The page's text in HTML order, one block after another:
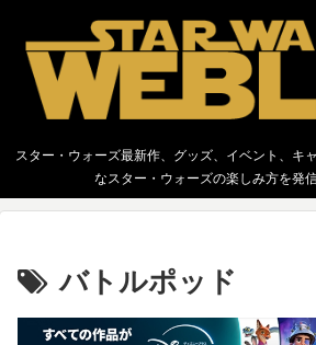
スター・ウォーズ最新作、グッズ、イベント、キ
なスター・ウォーズの楽しみ方を発
バトルポッド